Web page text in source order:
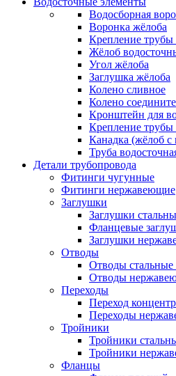
Водосборная
Воронка жёлоба
Крепление трубы
Жёлоб
Угол жёлоба
Заглушка жёлоба
Колено сливное
Колено
Кронштейн для
Крепление трубы
Канадка (жёлоб с
Труба
Детали трубопровода
Фитинги чугунные
Фитинги нержавеющие
Заглушки
Заглушки
Фланцевые
Заглушки
Отводы
Отводы стальные
Отводы
Переходы
Переход
Переходы
Тройники
Тройники
Тройники
Фланцы